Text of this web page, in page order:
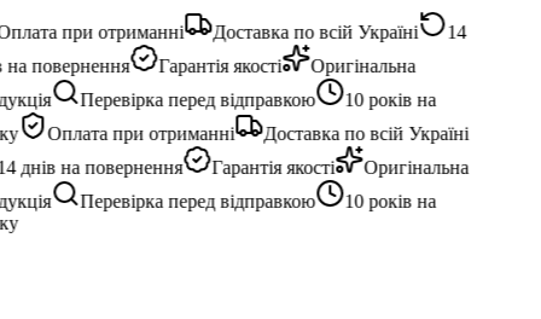
при отриманні Доставка по всій Україні
14
повернення
Гарантія якості
Оригінальна
Перевірка перед відправкою
10 років на
Оплата при отриманні
Доставка по всій Україні
днів на повернення
Гарантія якості
Оригінальна
Перевірка перед відправкою
10 років на